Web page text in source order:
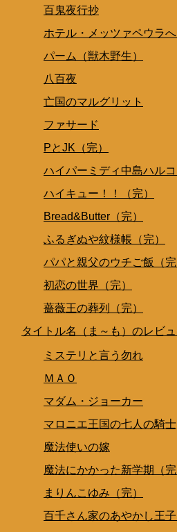
百鬼夜行抄
ホテル・メッツァペウラ
パーム（獣木野生）
八百夜
亡国のマルグリット
ファサード
PとJK（完）
ハイパーミディ中島ハルコ
ハイキュー！！（完）
Bread&Butter（完）
ふるぎぬや紋様帳（完）
パパと親父のウチご飯（完
初恋の世界（完）
薔薇王の葬列（完）
タイトル名（ま～も）のレビ
ミステリと言う勿れ
ＭＡＯ
マダム・ジョーカー
マロニエ王国の七人の騎士
魔法使いの嫁
魔法にかかった新学期（完
まりんこゆみ（完）
百千さん家のあやかし王子